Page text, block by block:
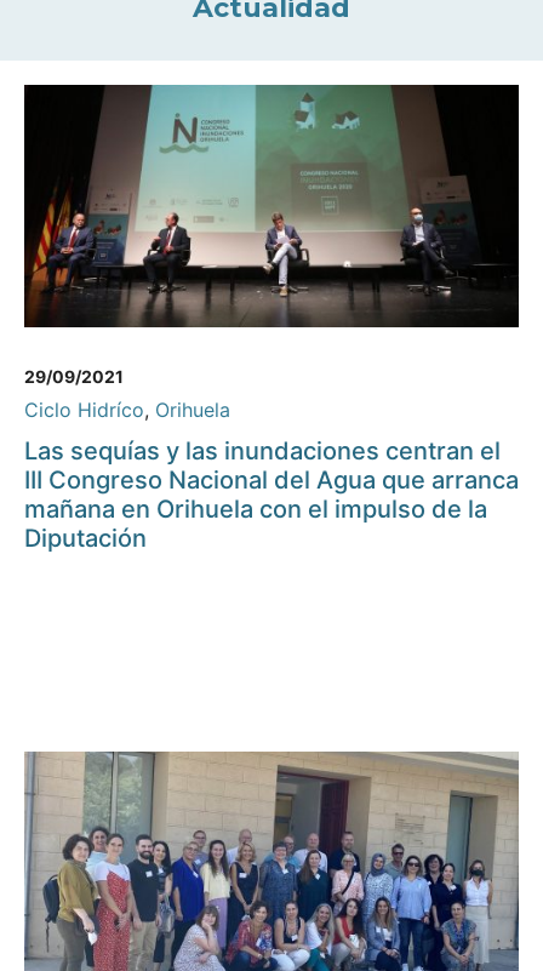
Actualidad
29/09/2021
Ciclo Hidríco, Orihuela
Las sequías y las inundaciones centran el
III Congreso Nacional del Agua que arranca
mañana en Orihuela con el impulso de la
Diputación